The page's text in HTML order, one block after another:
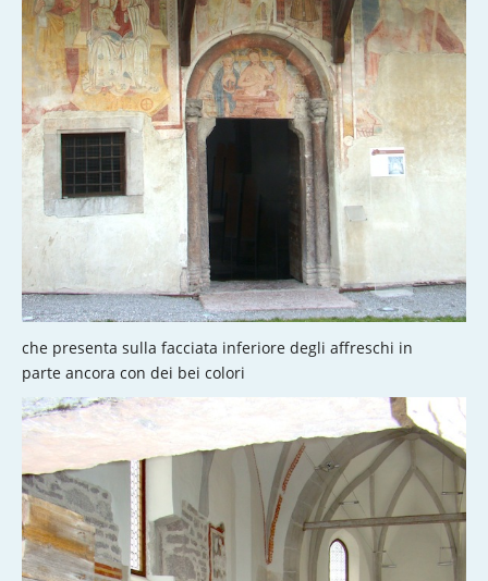
che presenta sulla facciata inferiore degli affreschi in
parte ancora con dei bei colori